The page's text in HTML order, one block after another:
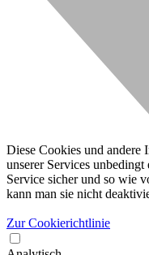
Diese Cookies und andere
unserer Services
Service sicher und so wie
kann man sie nicht
Zur Cookierichtlinie